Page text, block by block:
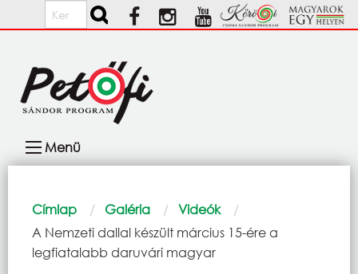
Ugrás a tartalomra
Keresés
navigáció
Menü
Morzsa
Címlap Galéria
Videók
Current:
A Nemzeti dallal készült március 15-ére a
legfiatalabb daruvári magyar